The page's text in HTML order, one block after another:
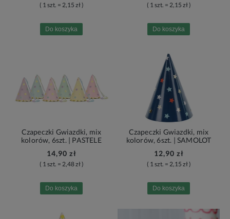
( 1 szt. = 2,15 zł )
Do koszyka
( 1 szt. = 2,15 zł )
Do koszyka
Czapeczki Gwiazdki, mix
kolorów, 6szt. | PASTELE
14,90 zł
( 1 szt. = 2,48 zł )
Do koszyka
Czapeczki Gwiazdki, mix
kolorów, 6szt. | SAMOLOT
12,90 zł
( 1 szt. = 2,15 zł )
Do koszyka